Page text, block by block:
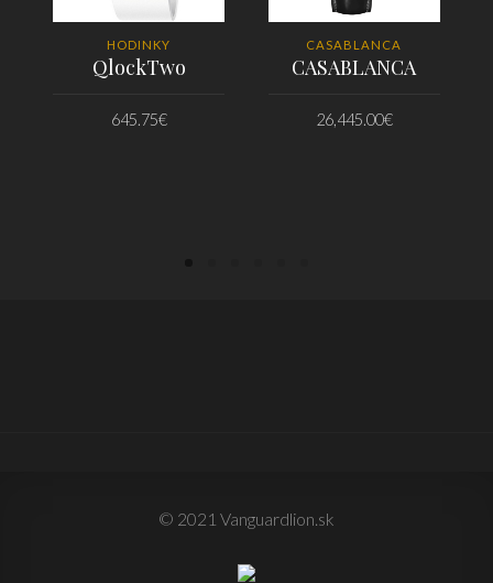
HODINKY
QlockTwo
645.75€
CASABLANCA
CASABLANCA
26,445.00€
© 2021 Vanguardlion.sk